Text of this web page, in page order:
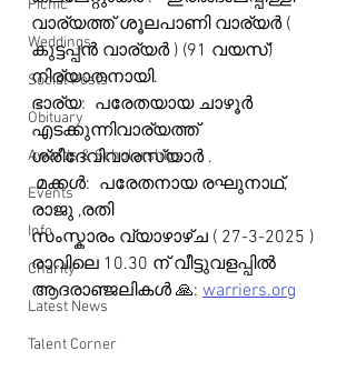
Picnic
Weddings
Social Posts
Obituary
Awards & Scholarships
Events
Info
Charity
Latest News
Talent Corner
വാര്യത്ത് ശൂലപാണി വാര്യർ (
കുട്ടപ്പൻ വാര്യർ ) (91 വയസ്)
നിര്യാതനായി.
ഭാര്യ:  പരേതയായ ചാഴൂർ
എടക്കുന്നിവാര്യത്ത്
ശ്രീദേവിവാരസ്യാർ .
മക്കൾ:  പരേതനായ രഘുനാഥ്,
രാജു ,രതി
സംസ്കാരം വ്യാഴാഴ്ച ( 27-3-2025 )
രാവിലെ 10.30 ന് വീട്ടുവളപ്പിൽ
ആദരാഞ്ജലികൾ 🙏: warriers.org